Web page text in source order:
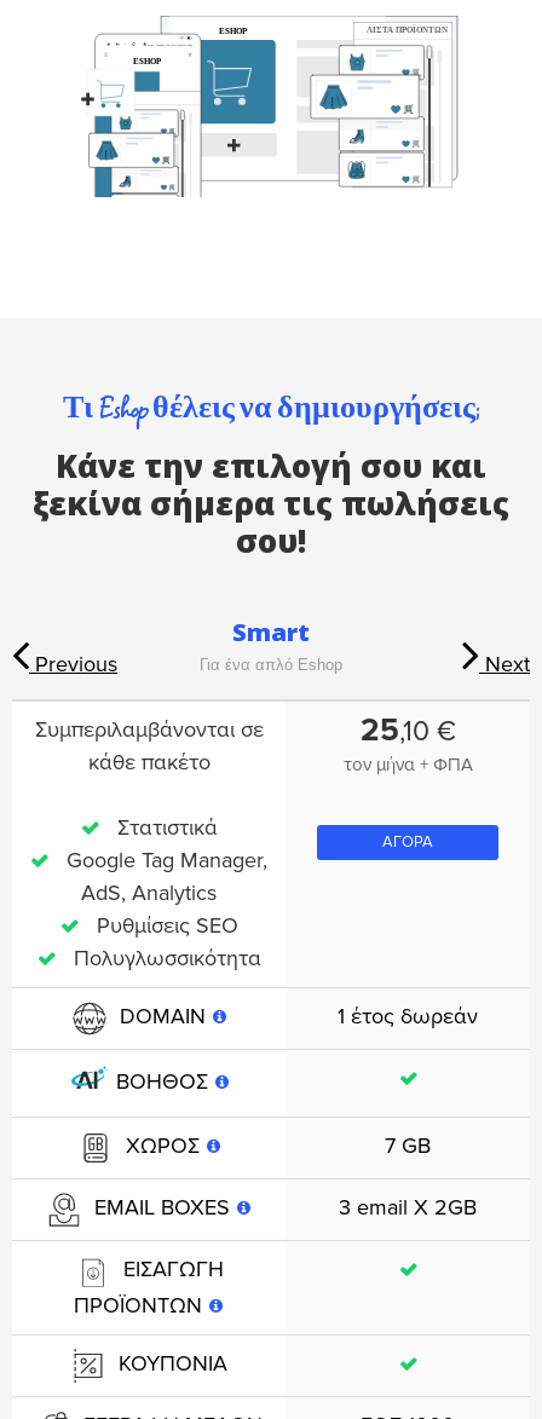
Τι Eshop θέλεις να δημιουργήσεις;
Κάνε την επιλογή σου και
ξεκίνα σήμερα τις πωλήσεις
σου!
Previous Next
Smart
Για ένα απλό Eshop
Συμπεριλαμβάνονται σε
κάθε πακέτο
Στατιστικά
Google Tag Manager,
AdS, Analytics
Ρυθμίσεις SEO
Πολυγλωσσικότητα
25,10 €
τον μήνα + ΦΠΑ
ΑΓΟΡΑ
DOMAIN 1 έτος δωρεάν
ΒΟΗΘΟΣ
ΧΩΡΟΣ 7 GB
EMAIL BOXES 3 email X 2GB
ΕΙΣΑΓΩΓΗ
ΠΡΟΪΟΝΤΩΝ
ΚΟΥΠΟΝΙΑ